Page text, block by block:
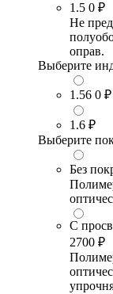
1.5 0 ₽
Не
оправ.
Выберите
1.56 0 ₽
1.6 ₽
Выберите
Без
С
2700 ₽